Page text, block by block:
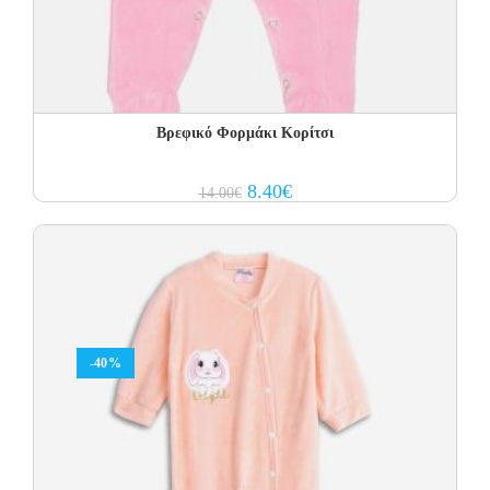
Βρεφικό Φορμάκι Κορίτσι
14.00€ Original
price
8.40€Current
price
-40%